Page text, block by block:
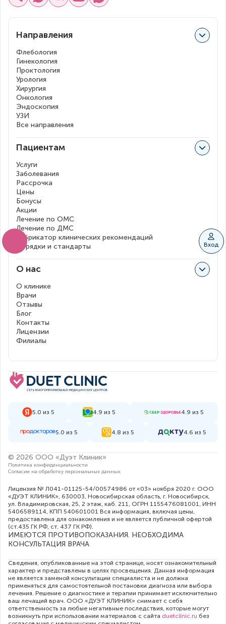
Вход
Направления
Флебология
Гинекология
Проктология
Урология
Хирургия
Онкология
Эндоскопия
УЗИ
Все направления
Пациентам
Услуги
Заболевания
Рассрочка
Цены
Бонусы
Акции
Лечение по ОМС
Лечение по ДМС
Рубрикатор клинических рекомендаций
Порядки и стандарты
О нас
О клинике
Врачи
Отзывы
Блог
Контакты
Лицензии
Филиалы
5.0 из 5 4.9 из 5 4.9 из 5
5.0 из 5 4.8 из 5 4.6 из 5
© 2026 ООО «Дуэт Клиник»
Политика конфиденциальности
Согласие на обработку персональных данных
Лицензия № Л041-01125-54/00574986 от «03» ноября 2020 г. ООО
«ДУЭТ КЛИНИК», 630003, Новосибирская область, г. Новосибирск,
ул. Владимировская, 25, 2 этаж, каб. 211, ОГРН 1155476081001, ИНН
5406589114, КПП 540601001 Вся информация, включая цены,
предоставлена для ознакомления и не является публичной офертой
(ст.435 ГК РФ, cт. 437 ГК РФ).
ИМЕЮТСЯ ПРОТИВОПОКАЗАНИЯ. НЕОБХОДИМА
КОНСУЛЬТАЦИЯ ВРАЧА
Сведения, опубликованные на этой странице, носят ознакомительный
характер и представлены в целях просвещения. Данная информация
не является заменой консультации специалиста и не должна
применяться для самостоятельной постановки диагноза или выбора
лечения. Решение о диагностике и терапии принимает исключительно
ваш лечащий врач. ООО «ДУЭТ КЛИНИК» снимает с себя
ответственность за любые негативные последствия, которые могут
возникнуть при использовании материалов с сайта duetclinic.ru без